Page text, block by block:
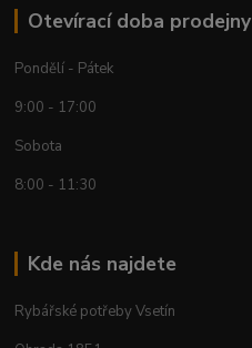
Otevírací doba prodejny
Pondělí - Pátek
9:00 - 17:00
Sobota
8:00 - 11:30
Kde nás najdete
Rybářské potřeby Vsetín